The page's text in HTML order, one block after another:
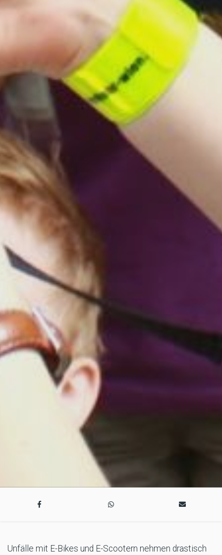
Unfälle mit E-Bikes und E-Scootern nehmen drastisch